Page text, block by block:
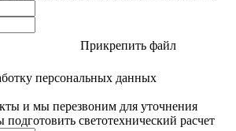
Прикрепить файл
персональных данных
и мы перезвоним для уточнения
светотехнический расчет